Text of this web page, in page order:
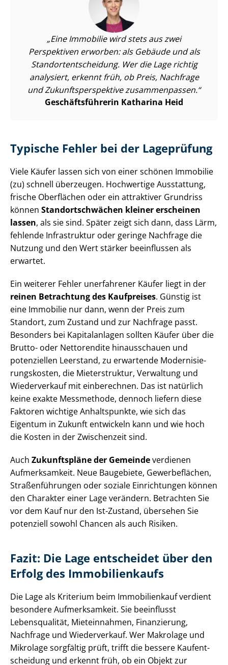
Eine Immobilie wird stets aus zwei
Perspektiven erworben: als Gebäude und als
Stand­ort­ent­schei­dung. Wer die Lage richtig
analysiert, erkennt früh, ob Preis, Nachfrage
und Zu­kunfts­per­spek­ti­ve zusammenpassen.
Ge­schäfts­füh­re­rin Katharina Heid
Typische Fehler bei der Lageprüfung
Viele Käufer lassen sich von einer schönen Immobilie
(zu) schnell überzeugen. Hochwertige Ausstattung,
frische Oberflächen oder ein attraktiver Grundriss
können Stand­ort­schwä­chen kleiner erscheinen
lassen, als sie sind. Später zeigt sich dann, dass Lärm,
fehlende Infrastruktur oder geringe Nachfrage die
Nutzung und den Wert stärker beeinflussen als
erwartet.
Ein weiterer Fehler unerfahrener Käufer liegt in der
reinen Betrachtung des Kaufpreises. Günstig ist
eine Immobilie nur dann, wenn der Preis zum
Standort, zum Zustand und zur Nachfrage passt.
Besonders bei Kapitalanlagen sollten Käufer über die
Brutto- oder Nettorendite hinausschauen und
potenziellen Leerstand, zu erwartende Mo­der­ni­sie­
rungs­kos­ten, die Mieterstruktur, Verwaltung und
Wiederverkauf mit einberechnen. Das ist natürlich
keine exakte Messmethode, dennoch liefern diese
Faktoren wichtige Anhaltspunkte, wie sich das
Eigentum in Zukunft entwickeln kann und wie hoch
die Kosten in der Zwischenzeit sind.
Auch Zukunftspläne der Gemeindeverdienen
Aufmerksamkeit. Neue Baugebiete, Gewerbeflächen,
Stra­ßen­füh­run­gen oder soziale Einrichtungen können
den Charakter einer Lage verändern. Betrachten Sie
vor dem Kauf nur den Ist-Zustand, übersehen Sie
potenziell sowohl Chancen als auch Risiken.
Fazit: Die Lage entscheidet über den
Erfolg des Immobilienkaufs
Die Lage als Kriterium beim Immobilienkauf verdient
besondere Aufmerksamkeit. Sie beeinflusst
Lebensqualität, Mieteinnahmen, Finanzierung,
Nachfrage und Wiederverkauf. Wer Makrolage und
Mikrolage sorgfältig prüft, trifft die bessere Kauf­ent­
schei­dung und erkennt früh, ob ein Objekt zur